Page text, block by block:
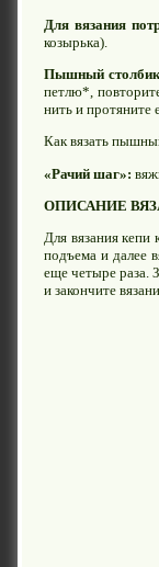
Для вязания
козырька).
Пышный
петлю*,
нить и протяните
Как вязать
«Рачий шаг»:
ОПИСАНИЕ
Для вязания
подъема и далее
еще четыре раза.
и закончите